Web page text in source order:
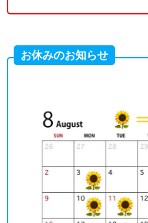
お休みのお知らせ